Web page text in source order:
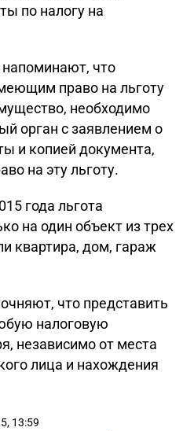
по налогу на
что
право на льготу
необходимо
орган с заявлением о
и копией документа,
на эту льготу.
года льгота
на один объект из трех
квартира, дом, гараж
что представить
налоговую
независимо от места
лица и нахождения
13:59